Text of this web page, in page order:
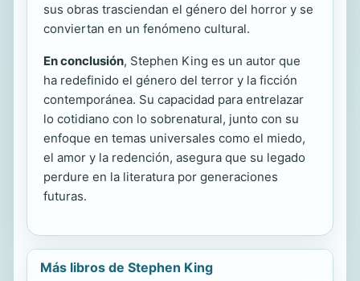
sus obras trasciendan el género del horror y se
conviertan en un fenómeno cultural.
En conclusión, Stephen King es un autor que
ha redefinido el género del terror y la ficción
contemporánea. Su capacidad para entrelazar
lo cotidiano con lo sobrenatural, junto con su
enfoque en temas universales como el miedo,
el amor y la redención, asegura que su legado
perdure en la literatura por generaciones
futuras.
Más libros de Stephen King